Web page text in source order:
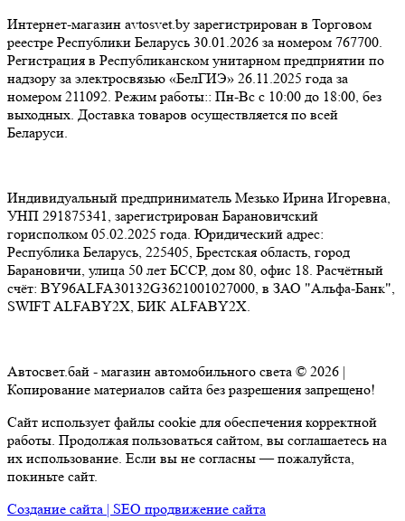
Интернет-магазин avtosvet.by зарегистрирован в Торговом
реестре Республики Беларусь 30.01.2026 за номером 767700.
Регистрация в Республиканском унитарном предприятии по
надзору за электросвязью «БелГИЭ» 26.11.2025 года за
номером 211092. Режим работы:: Пн-Вс с 10:00 до 18:00, без
выходных. Доставка товаров осуществляется по всей
Беларуси.
Индивидуальный предприниматель Мезько Ирина Игоревна,
УНП 291875341, зарегистрирован Барановичский
горисполком 05.02.2025 года. Юридический адрес:
Республика Беларусь, 225405, Брестская область, город
Барановичи, улица 50 лет БССР, дом 80, офис 18. Расчётный
счёт: BY96ALFA30132G3621001027000, в ЗАО "Альфа-Банк",
SWIFT ALFABY2X, БИК ALFABY2X.
Автосвет.бай - магазин автомобильного света © 2026 |
Копирование материалов сайта без разрешения запрещено!
Сайт использует файлы cookie для обеспечения корректной
работы. Продолжая пользоваться сайтом, вы соглашаетесь на
их использование. Если вы не согласны — пожалуйста,
покиньте сайт.
Создание сайта | SEO продвижение сайта